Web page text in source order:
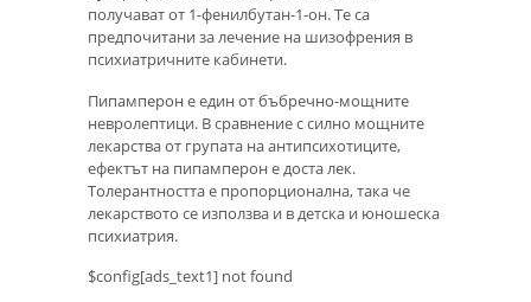
получават от 1-фенилбутан-1-он. Те са
предпочитани за лечение на шизофрения в
психиатричните кабинети.
Пипамперон е един от бъбречно-мощните
невролептици. В сравнение с силно мощните
лекарства от групата на антипсихотиците,
ефектът на пипамперон е доста лек.
Толерантността е пропорционална, така че
лекарството се използва и в детска и юношеска
психиатрия.
$config[ads_text1] not found